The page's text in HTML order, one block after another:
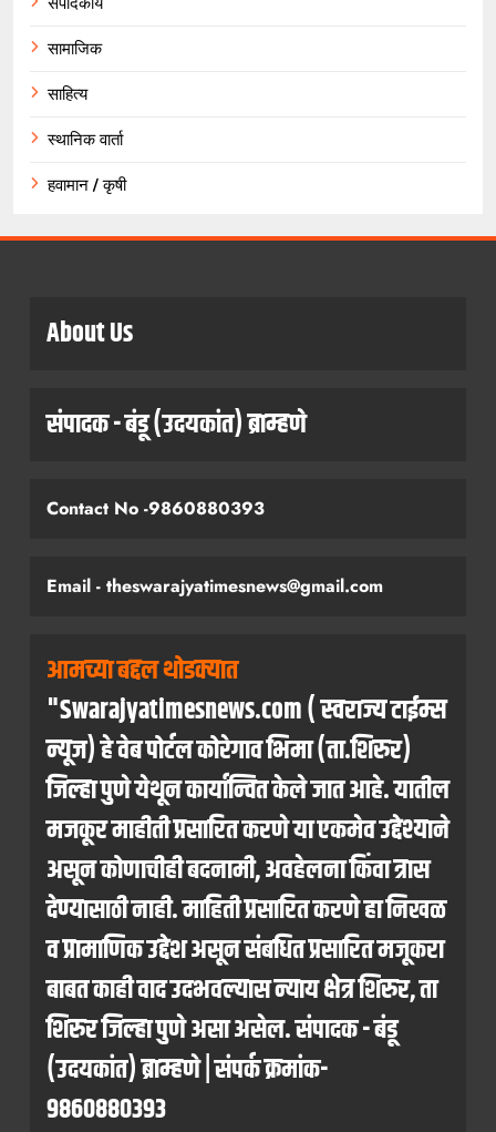
सामाजिक
साहित्य
स्थानिक वार्ता
हवामान / कृषी
About Us
संपादक - बंडू (उदयकांत) ब्राम्हणे
Contact No -9860880393
Email - theswarajyatimesnews@gmail.com
आमच्या बद्दल थोडक्यात
"Swarajyatimesnews.com ( स्वराज्य टाईम्स
न्यूज) हे वेब पोर्टल कोरेगाव भिमा (ता.शिरुर)
जिल्हा पुणे येथून कार्यान्वित केले जात आहे. यातील
मजकूर माहीती प्रसारित करणे या एकमेव उद्देश्याने
असून कोणाचीही बदनामी, अवहेलना किंवा त्रास
देण्यासाठी नाही. माहिती प्रसारित करणे हा निखळ
व प्रामाणिक उद्देश असून संबधित प्रसारित मजूकरा
बाबत काही वाद उदभवल्यास न्याय क्षेत्र शिरुर, ता
शिरुर जिल्हा पुणे असा असेल. संपादक - बंडू
(उदयकांत) ब्राम्हणे | संपर्क क्रमांक-
9860880393